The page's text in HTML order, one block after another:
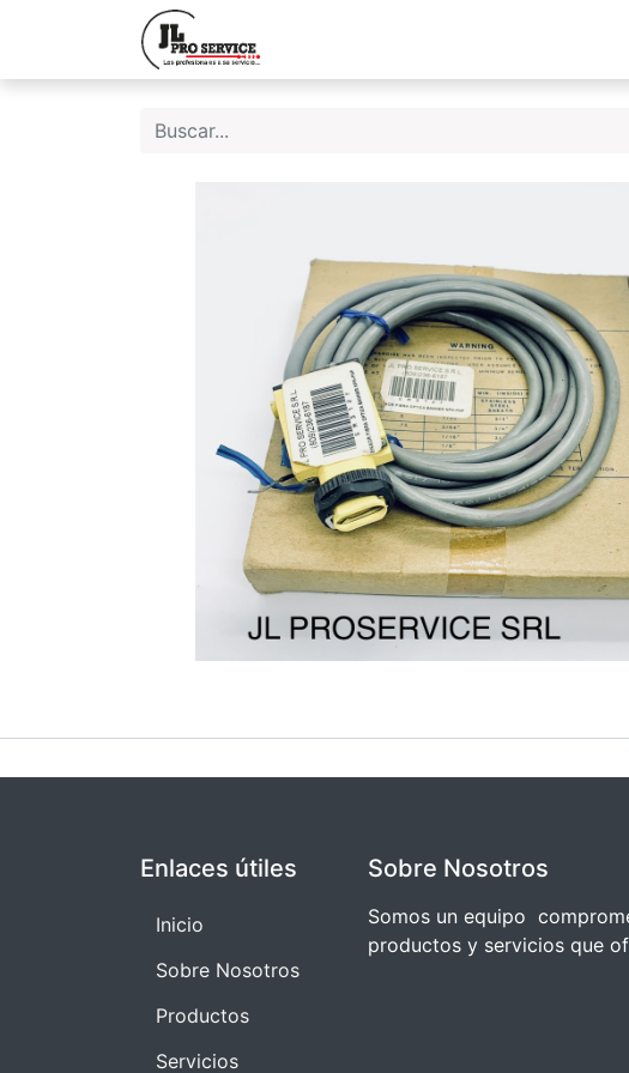
Enlaces útiles
I​​nicio
Sobre Nosotros
Productos
Servicios
Sobre Nosotros
Somos un equipo
productos y servicios que